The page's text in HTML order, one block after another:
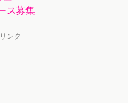
ス募集
ンク